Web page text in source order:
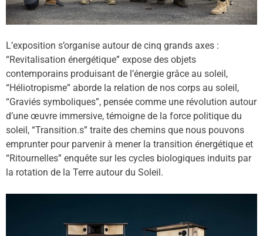
L’exposition s’organise autour de cinq grands axes :
“Revitalisation énergétique” expose des objets
contemporains produisant de l’énergie grâce au soleil,
“Héliotropisme” aborde la relation de nos corps au soleil,
“Graviés symboliques”, pensée comme une révolution autour
d’une œuvre immersive, témoigne de la force politique du
soleil, “Transition.s” traite des chemins que nous pouvons
emprunter pour parvenir à mener la transition énergétique et
“Ritournelles” enquête sur les cycles biologiques induits par
la rotation de la Terre autour du Soleil.